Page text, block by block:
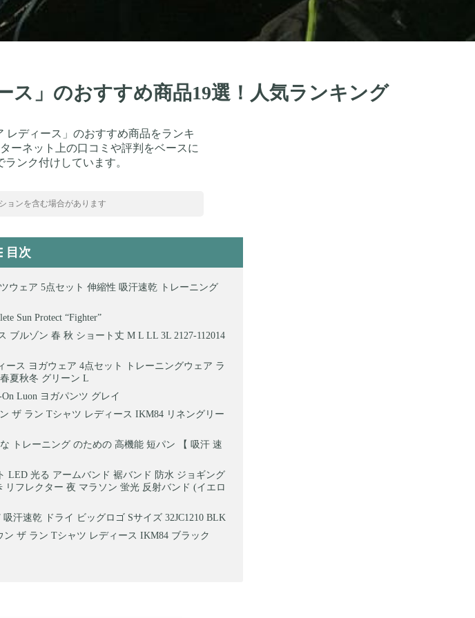
ス」のおすすめ商品19選！人気ランキング
レディース」のおすすめ商品をランキ
ーネット上の口コミや評判をベースに
ランク付けしています。
ョンを含む場合があります
目次
ウェア 5点セット 伸縮性 吸汗速乾 トレーニング
Sun Protect “Fighter”
ブルゾン 春 秋 ショート丈 M L LL 3L 2127-112014
ース ヨガウェア 4点セット トレーニングウェア ラ
夏秋冬 グリーン L
Luon ヨガパンツ グレイ
ザ ラン Tシャツ レディース IKM84 リネングリー
トレーニング のための 高機能 短パン 【 吸汗 速
LED 光る アームバンド 裾バンド 防水 ジョギング
フレクター 夜 マラソン 蛍光 反射バンド (イエロ
汗速乾 ドライ ビッグロゴ Sサイズ 32JC1210 BLK
ザ ラン Tシャツ レディース IKM84 ブラック